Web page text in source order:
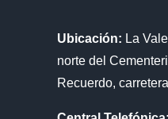
Ubicación: La
norte del
Recuerdo,